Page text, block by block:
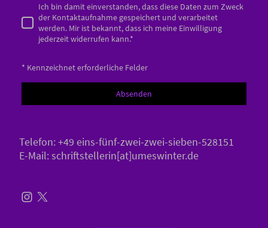
Ich bin damit einverstanden, dass diese Daten zum Zweck
der Kontaktaufnahme gespeichert und verarbeitet
werden. Mir ist bekannt, dass ich meine Einwilligung
jederzeit widerrufen kann.*
* Kennzeichnet erforderliche Felder
Absenden
Telefon: +49 eins-fünf-zwei-zwei-sieben-528151
E-Mail: schriftstellerin[at]umeswinter.de